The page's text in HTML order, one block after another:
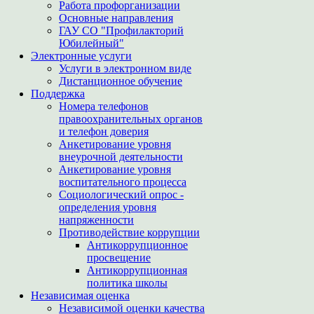
Работа профорганизации
Основные направления
ГАУ СО "Профилакторий
Юбилейный"
Электронные услуги
Услуги в электронном виде
Дистанционное обучение
Поддержка
Номера телефонов
правоохранительных органов
и телефон доверия
Анкетирование уровня
внеурочной деятельности
Анкетирование уровня
воспитательного процесса
Социологический опрос -
определения уровня
напряженности
Противодействие коррупции
Антикоррупционное
просвещение
Антикоррупционная
политика школы
Независимая оценка
Независимой оценки качества